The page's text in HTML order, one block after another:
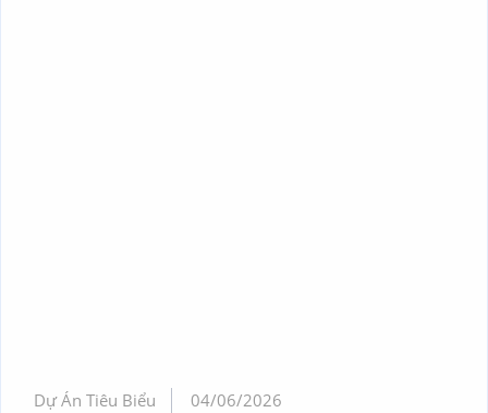
Dự Án Tiêu Biểu 04/06/2026